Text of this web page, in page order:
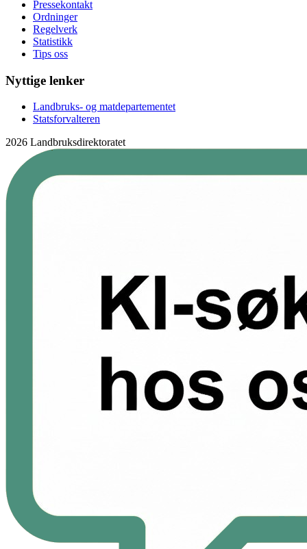
Pressekontakt
Ordninger
Regelverk
Statistikk
Tips oss
Nyttige lenker
Landbruks- og matdepartementet
Statsforvalteren
2026 Landbruksdirektoratet